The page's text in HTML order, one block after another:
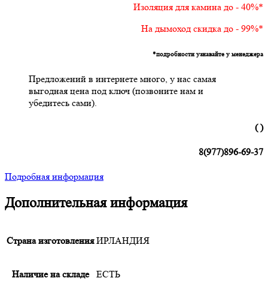
Изоляция для камина до - 40%*
На дымоход скидка до - 99%*
*подробности узнавайте у менеджера
Предложений в интернете много, у нас самая
выгодная цена под ключ (позвоните нам и
убедитесь сами).
( )
8(977)896-69-37
Подробная информация
Дополнительная информация
Страна изготовления ИРЛАНДИЯ
Наличие на складе ЕСТЬ